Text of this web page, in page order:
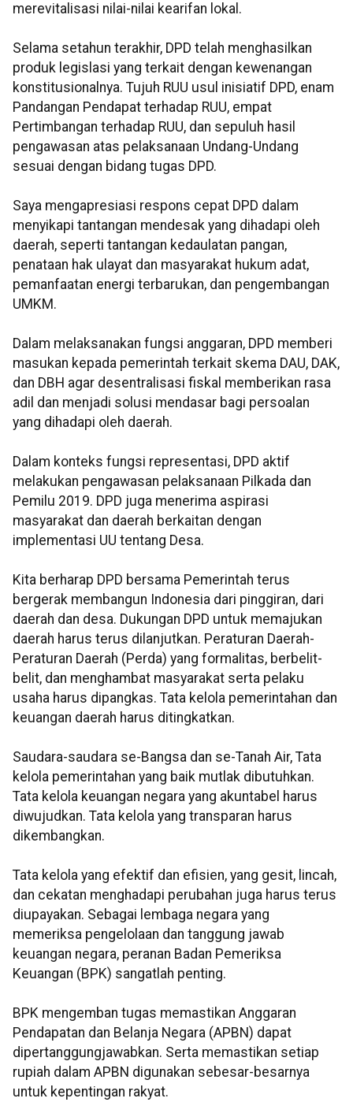
merevitalisasi nilai-nilai kearifan lokal.
Selama setahun terakhir, DPD telah menghasilkan
produk legislasi yang terkait dengan kewenangan
konstitusionalnya. Tujuh RUU usul inisiatif DPD, enam
Pandangan Pendapat terhadap RUU, empat
Pertimbangan terhadap RUU, dan sepuluh hasil
pengawasan atas pelaksanaan Undang-Undang
sesuai dengan bidang tugas DPD.
Saya mengapresiasi respons cepat DPD dalam
menyikapi tantangan mendesak yang dihadapi oleh
daerah, seperti tantangan kedaulatan pangan,
penataan hak ulayat dan masyarakat hukum adat,
pemanfaatan energi terbarukan, dan pengembangan
UMKM.
Dalam melaksanakan fungsi anggaran, DPD memberi
masukan kepada pemerintah terkait skema DAU, DAK,
dan DBH agar desentralisasi fiskal memberikan rasa
adil dan menjadi solusi mendasar bagi persoalan
yang dihadapi oleh daerah.
Dalam konteks fungsi representasi, DPD aktif
melakukan pengawasan pelaksanaan Pilkada dan
Pemilu 2019. DPD juga menerima aspirasi
masyarakat dan daerah berkaitan dengan
implementasi UU tentang Desa.
Kita berharap DPD bersama Pemerintah terus
bergerak membangun Indonesia dari pinggiran, dari
daerah dan desa. Dukungan DPD untuk memajukan
daerah harus terus dilanjutkan. Peraturan Daerah-
Peraturan Daerah (Perda) yang formalitas, berbelit-
belit, dan menghambat masyarakat serta pelaku
usaha harus dipangkas. Tata kelola pemerintahan dan
keuangan daerah harus ditingkatkan.
Saudara-saudara se-Bangsa dan se-Tanah Air, Tata
kelola pemerintahan yang baik mutlak dibutuhkan.
Tata kelola keuangan negara yang akuntabel harus
diwujudkan. Tata kelola yang transparan harus
dikembangkan.
Tata kelola yang efektif dan efisien, yang gesit, lincah,
dan cekatan menghadapi perubahan juga harus terus
diupayakan. Sebagai lembaga negara yang
memeriksa pengelolaan dan tanggung jawab
keuangan negara, peranan Badan Pemeriksa
Keuangan (BPK) sangatlah penting.
BPK mengemban tugas memastikan Anggaran
Pendapatan dan Belanja Negara (APBN) dapat
dipertanggungjawabkan. Serta memastikan setiap
rupiah dalam APBN digunakan sebesar-besarnya
untuk kepentingan rakyat.